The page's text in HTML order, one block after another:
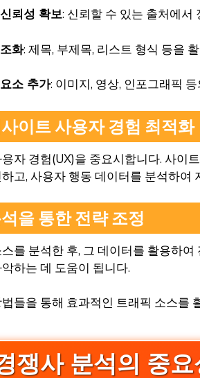
뢰성 확보: 신뢰할 수 있는 출처에서
화: 제목, 부제목, 리스트 형식 등을
소 추가: 이미지, 영상, 인포그래픽
이트 사용자 경험 최적화
자 경험(UX)을 중요시합니다. 사이
고, 사용자 행동 데이터를 분석하여
을 통한 전략 조정
를 분석한 후, 그 데이터를 활용하
하는 데 도움이 됩니다.
들을 통해 효과적인 트래픽 소스를
쟁사 분석의 중요